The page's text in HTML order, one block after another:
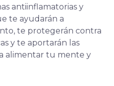
antiinflamatorias y
te ayudarán a
te protegerán contra
y te aportarán las
alimentar tu mente y